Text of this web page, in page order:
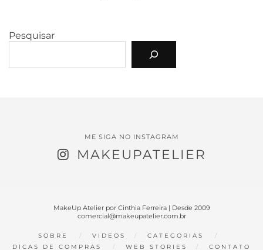
Pesquisar
ME SIGA NO INSTAGRAM
MAKEUPATELIER
MakeUp Atelier por Cinthia Ferreira | Desde 2009
comercial@makeupatelier.com.br
SOBRE VIDEOS
CATEGORIAS
DICAS DE COMPRAS
WEB STORIES CONTATO